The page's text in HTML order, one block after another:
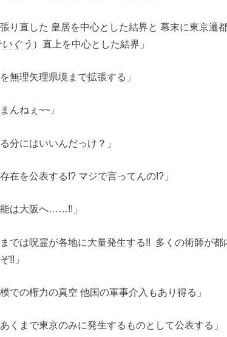
張り直した 皇居を中心とした結界と 幕末に東京遷
いぐう ）直上を中心とした結界」
を無理矢理県境まで拡張する」
んねぇ~~」
る分にはいいんだっけ？」
存在を公表する!? マジで言ってんの!?」
能は大阪へ……!!」
までは呪霊が各地に大量発生する!! 多くの術師が
!!」
模での権力の真空 他国の軍事介入もあり得る」
あくまで東京のみに発生するものとして公表する」